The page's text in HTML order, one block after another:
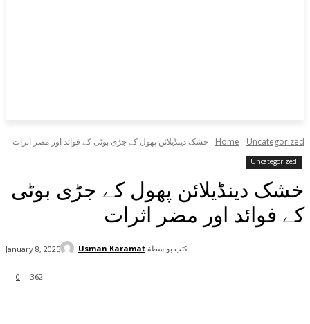
Home Uncategorized خشک دینڈیلائن پھول کے جڑی بوٹی کے فوائد اور مضر اثرات
Uncategorized
خشک دینڈیلائن پھول کے جڑی بوٹی
کے فوائد اور مضر اثرات
0 362
January 8, 2025 كتب بواسطة Usman Karamat